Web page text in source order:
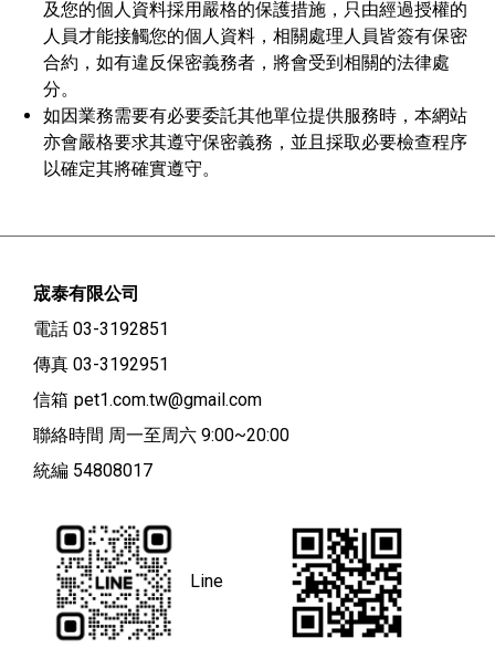
及您的個人資料採用嚴格的保護措施，只由經過授權的
人員才能接觸您的個人資料，相關處理人員皆簽有保密
合約，如有違反保密義務者，將會受到相關的法律處
分。
如因業務需要有必要委託其他單位提供服務時，本網站
亦會嚴格要求其遵守保密義務，並且採取必要檢查程序
以確定其將確實遵守。
宬泰有限公司
電話 03-3192851
傳真 03-3192951
信箱 pet1.com.tw@gmail.com
聯絡時間 周一至周六 9:00~20:00
統編 54808017
Line